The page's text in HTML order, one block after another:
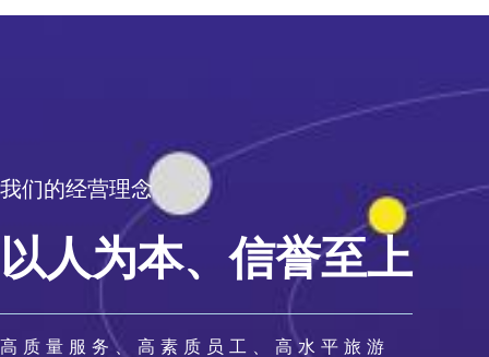
我们的经营理念
以人为本、信誉至上
高质量服务、高素质员工、高水平旅游